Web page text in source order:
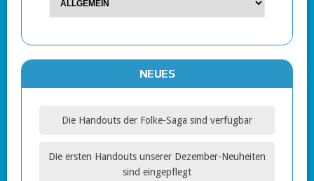
NEUES
Die Handouts der Folke-Saga sind verfügbar
Die ersten Handouts unserer Dezember-Neuheiten
sind eingepflegt